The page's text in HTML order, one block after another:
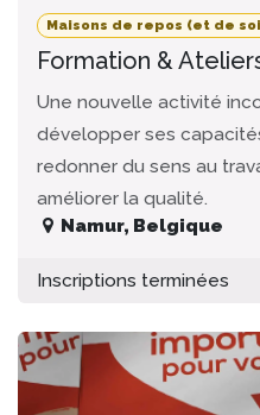
Maisons de repos (et de
Formation &
Une nouvelle activité
développer ses
redonner du sens au
améliorer la qualité.
Namur, Belgique
Inscriptions terminées